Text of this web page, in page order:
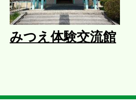
みつえ体験交流館